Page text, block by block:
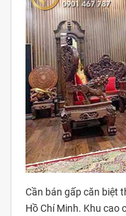
Cần bán gấp căn biệt
Hồ Chí Minh. Khu cao